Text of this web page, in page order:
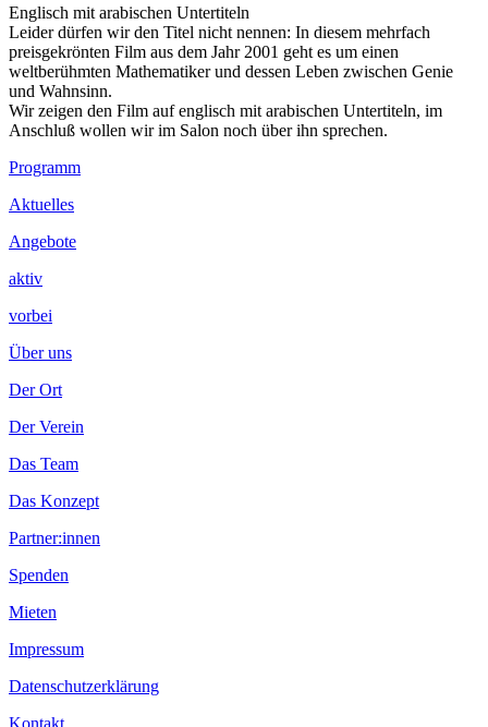
Englisch mit arabischen Untertiteln
Leider dürfen wir den Titel nicht nennen: In diesem mehrfach
preisgekrönten Film aus dem Jahr 2001 geht es um einen
weltberühmten Mathematiker und dessen Leben zwischen Genie
und Wahnsinn.
Wir zeigen den Film auf englisch mit arabischen Untertiteln, im
Anschluß wollen wir im Salon noch über ihn sprechen.
Footer
Inhalt
Programm
Aktuelles
Angebote
aktiv
vorbei
Über uns
Der Ort
Der Verein
Das Team
Das Konzept
Partner:innen
Spenden
Mieten
Impressum
Datenschutzerklärung
Kontakt